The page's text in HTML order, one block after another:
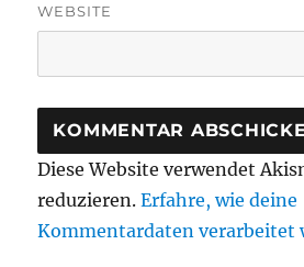
WEBSITE
Diese Website verwendet
reduzieren.Erfahre, wie deine
Kommentardaten verarbeitet